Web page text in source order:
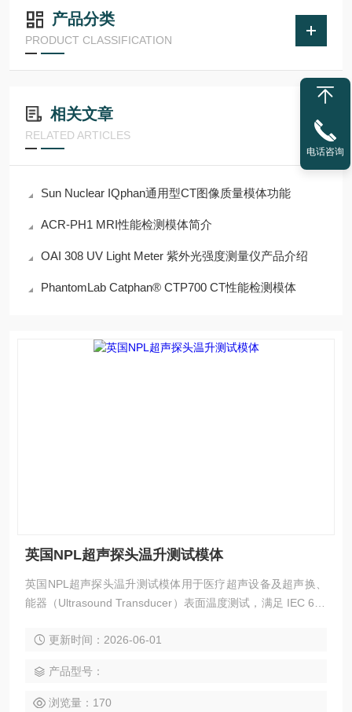
产品分类
PRODUCT CLASSIFICATION
相关文章
RELATED ARTICLES
Sun Nuclear IQphan通用型CT图像质量模体功能
ACR-PH1 MRI性能检测模体简介
OAI 308 UV Light Meter 紫外光强度测量仪产品介绍
PhantomLab Catphan® CTP700 CT性能检测模体
英国NPL超声探头温升测试模体
英国NPL超声探头温升测试模体用于医疗超声设备及超声换、
能器（Ultrasound Transducer）表面温度测试，满足 IEC 606
室、第三方检测中心、超声设备研发企业及高校科研单位。
更新时间：2026-06-01
产品型号：
浏览量：170
电话咨询